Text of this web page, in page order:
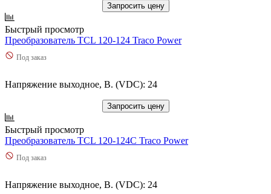
Запросить цену
Быстрый просмотр
Преобразователь TCL 120-124 Traco Power
Под заказ
Напряжение выходное, В. (VDC): 24
Запросить цену
Быстрый просмотр
Преобразователь TCL 120-124C Traco Power
Под заказ
Напряжение выходное, В. (VDC): 24